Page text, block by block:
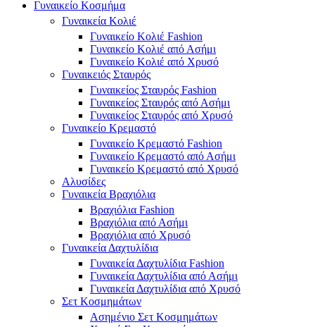
Γυναικείο Κοσμήμα
Γυναικεία Κολιέ
Γυναικείο Κολιέ Fashion
Γυναικείο Κολιέ από Ασήμι
Γυναικείο Κολιέ από Χρυσό
Γυναικειός Σταυρός
Γυναικείος Σταυρός Fashion
Γυναικείος Σταυρός από Ασήμι
Γυναικείος Σταυρός από Χρυσό
Γυναικείο Κρεμαστό
Γυναικείο Κρεμαστό Fashion
Γυναικείο Κρεμαστό από Ασήμι
Γυναικείο Κρεμαστό από Χρυσό
Αλυσίδες
Γυναικεία Βραχιόλια
Βραχιόλια Fashion
Βραχιόλια από Ασήμι
Βραχιόλια από Χρυσό
Γυναικεία Δαχτυλίδια
Γυναικεία Δαχτυλίδια Fashion
Γυναικεία Δαχτυλίδια από Ασήμι
Γυναικεία Δαχτυλίδια από Χρυσό
Σετ Κοσμημάτων
Ασημένιο Σετ Κοσμημάτων